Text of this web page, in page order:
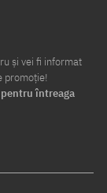
și vei fi informat
promoție!
întreaga